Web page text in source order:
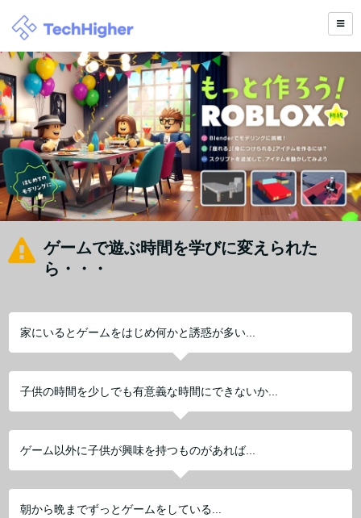
ゲームで遊ぶ時間を学びに変えられた
ら・・・
家にいるとゲームをはじめ何かと誘惑が多い...
子供の時間を少しでも有意義な時間にできないか...
ゲーム以外に子供が興味を持つものがあれば...
朝から晩までずっとゲームをしている...